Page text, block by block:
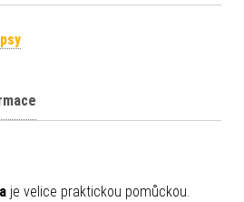
je velice praktickou pomůckou.